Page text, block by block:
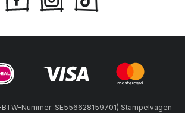
Nummer: SE556628159701) Stämpelvägen